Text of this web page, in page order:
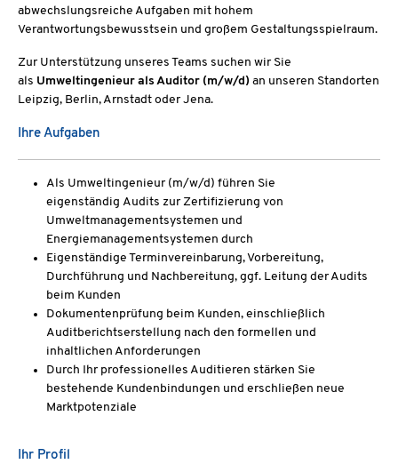
abwechslungsreiche Aufgaben mit hohem
Verantwortungsbewusstsein und großem Gestaltungsspielraum.
Zur Unterstützung unseres Teams suchen wir Sie
als Umweltingenieur als Auditor (m/w/d) an unseren Standorten
Leipzig, Berlin, Arnstadt oder Jena.
Ihre Aufgaben
Als Umweltingenieur (m/w/d) führen Sie
eigenständig Audits zur Zertifizierung von
Umweltmanagementsystemen und
Energiemanagementsystemen durch
Eigenständige Terminvereinbarung, Vorbereitung,
Durchführung und Nachbereitung, ggf. Leitung der Audits
beim Kunden
Dokumentenprüfung beim Kunden, einschließlich
Auditberichtserstellung nach den formellen und
inhaltlichen Anforderungen
Durch Ihr professionelles Auditieren stärken Sie
bestehende Kundenbindungen und erschließen neue
Marktpotenziale
Ihr Profil